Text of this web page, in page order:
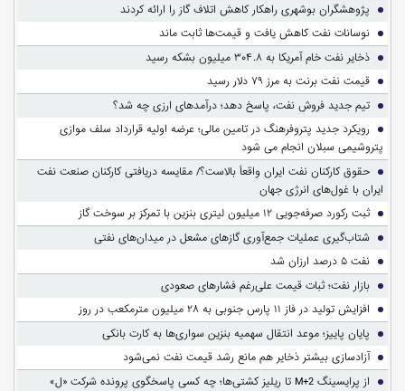
پژوهشگران بوشهری راهکار کاهش اتلاف گاز را ارائه کردند
نوسانات نفت کاهش یافت و قیمت‌ها ثابت ماند
ذخایر نفت خام آمریکا به ۳۰۴.۸ میلیون بشکه رسید
قیمت نفت برنت به مرز ۷۹ دلار رسید
تیم جدید فروش نفت، پاسخ دهد؛ درآمدهای ارزی چه شد؟
رویکرد جدید پتروفرهنگ در تامین مالی؛ عرضه اولیه قرارداد سلف موازی
پتروشیمی سبلان انجام می شود
حقوق کارکنان نفت ایران واقعاً بالاست؟/ مقایسه دریافتی کارکنان صنعت نفت
ایران با غول‌های انرژی جهان
ثبت رکورد صرفه‌جویی ۱۲ میلیون لیتری بنزین با تمرکز بر سوخت گاز
شتاب‌گیری عملیات جمع‌آوری گازهای مشعل در میدان‌های نفتی
نفت ۵ درصد ارزان شد
بازار نفت؛ ثبات قیمت علی‌رغم فشارهای صعودی
افزایش تولید در فاز ۱۱ پارس جنوبی به ۲۸ میلیون مترمکعب در روز
پایان پاییز؛ موعد انتقال سهمیه بنزین سواری‌ها به کارت بانکی
آزادسازی بیشتر ذخایر هم مانع رشد قیمت نفت نمی‌شود
از پرایسینگ M+2 تا ریلیز کشتی‌ها؛ چه کسی پاسخگوی پرونده شرکت «ل»